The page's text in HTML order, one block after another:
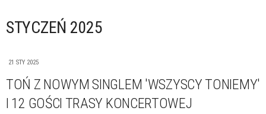
STYCZEŃ 2025
21 STY 2025
TOŃ Z NOWYM SINGLEM 'WSZYSCY TONIEMY'
I 12 GOŚCI TRASY KONCERTOWEJ